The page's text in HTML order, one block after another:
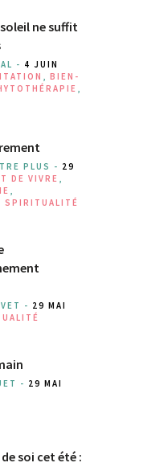
ne suffit
- 4 JUIN
, BIEN-
,
PLUS - 29
DE VIVRE ,
,
SPIRITUALITÉ
- 29 MAI
- 29 MAI
soi cet été :